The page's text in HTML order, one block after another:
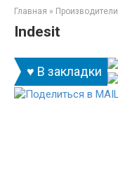
Главная » Производители
Indesit
♥ В закладки